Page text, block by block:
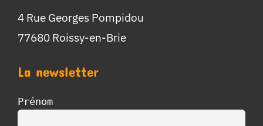
4 Rue Georges Pompidou
77680 Roissy-en-Brie
La newsletter
Prénom